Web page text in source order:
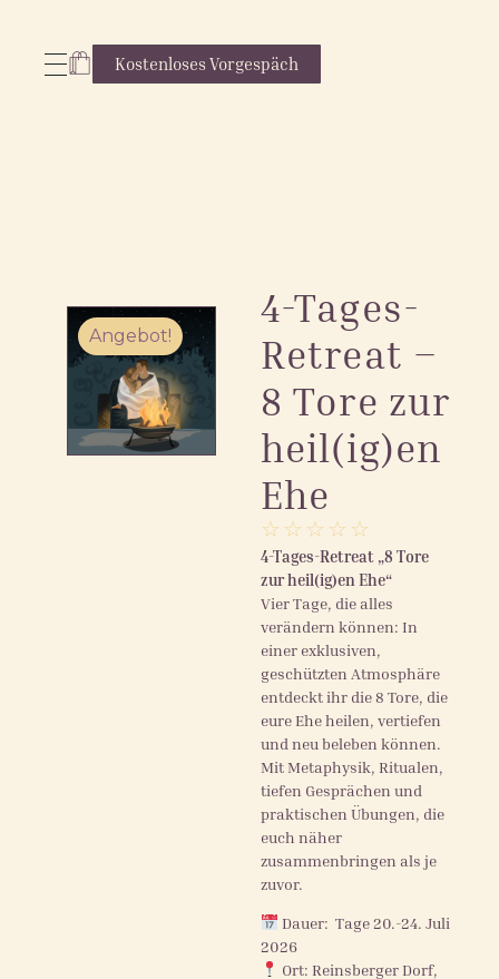
Kostenloses Vorgespäch
Angebot!
4-Tages-
Retreat –
8 Tore zur
heil(ig)en
Ehe
☆ ☆ ☆ ☆ ☆
4-Tages-Retreat „8 Tore
zur heil(ig)en Ehe“
Vier Tage, die alles
verändern können: In
einer exklusiven,
geschützten Atmosphäre
entdeckt ihr die 8 Tore, die
eure Ehe heilen, vertiefen
und neu beleben können.
Mit Metaphysik, Ritualen,
tiefen Gesprächen und
praktischen Übungen, die
euch näher
zusammenbringen als je
zuvor.
Dauer: Tage 20.-24. Juli
2026
Ort: Reinsberger Dorf,